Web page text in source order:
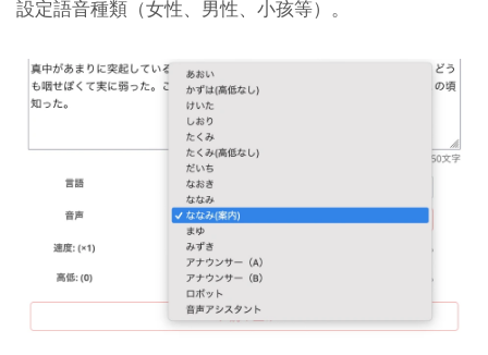
設定語音種類（女性、男性、小孩等）。